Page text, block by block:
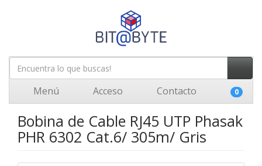
Menú Acceso Contacto 0
Bobina de Cable RJ45 UTP Phasak
PHR 6302 Cat.6/ 305m/ Gris